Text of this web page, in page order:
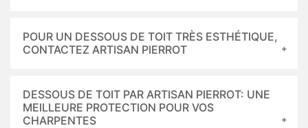
POUR UN DESSOUS DE TOIT TRÈS ESTHÉTIQUE,
CONTACTEZ ARTISAN PIERROT
DESSOUS DE TOIT PAR ARTISAN PIERROT: UNE
MEILLEURE PROTECTION POUR VOS
CHARPENTES